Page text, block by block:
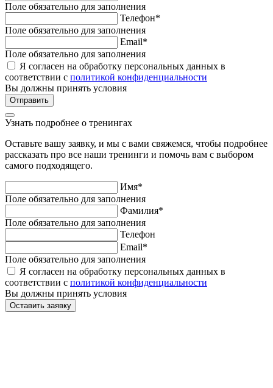
Поле обязательно для заполнения
Телефон*
Поле обязательно для заполнения
Email*
Поле обязательно для заполнения
Я согласен на обработку персональных данных в
соответствии с политикой конфиденциальности
Вы должны принять условия
Узнать подробнее о тренингах
Оставьте вашу заявку, и мы с вами свяжемся, чтобы подробнее
рассказать про все наши тренинги и помочь вам с выбором
самого подходящего.
Имя*
Поле обязательно для заполнения
Фамилия*
Поле обязательно для заполнения
Телефон
Email*
Поле обязательно для заполнения
Я согласен на обработку персональных данных в
соответствии с политикой конфиденциальности
Вы должны принять условия